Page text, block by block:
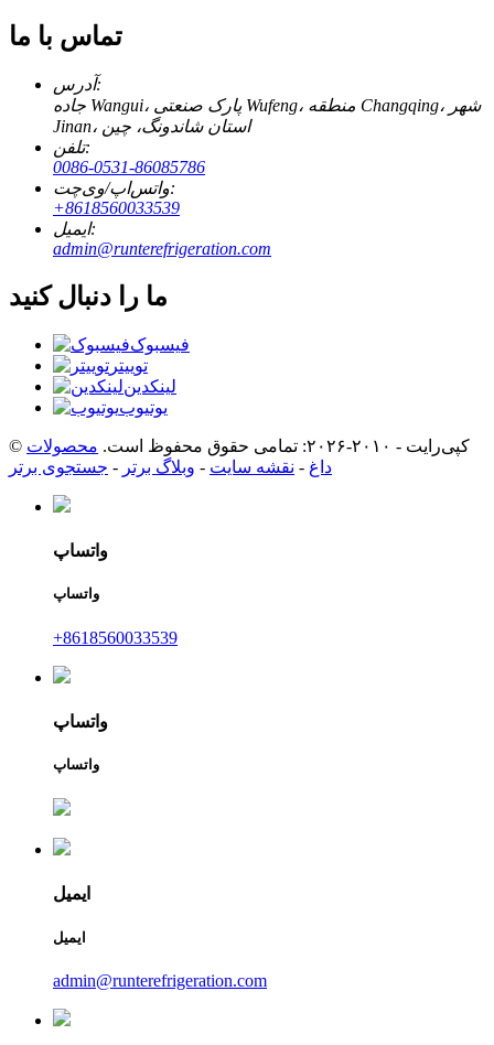
تماس با ما
آدرس:
جاده Wangui، پارک صنعتی Wufeng، منطقه Changqing، شهر
Jinan، استان شاندونگ، چین
تلفن:
0086-0531-86085786
واتس‌اپ/وی‌چت:
‎+8618560033539‎
ایمیل:
admin@runterefrigeration.com
ما را دنبال کنید
فیسبوک
توییتر
لینکدین
یوتیوب
© کپی‌رایت - ۲۰۱۰-۲۰۲۶: تمامی حقوق محفوظ است.
محصولات
داغ - نقشه سایت - وبلاگ برتر - جستجوی برتر
واتساپ
واتساپ
‎+8618560033539‎
واتساپ
واتساپ
ایمیل
ایمیل
admin@runterefrigeration.com